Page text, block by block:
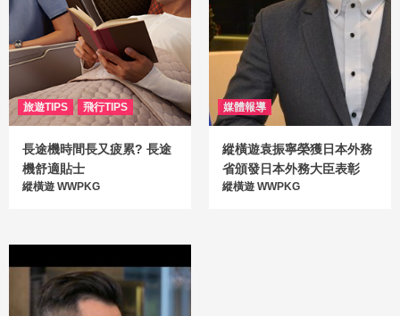
旅遊TIPS 飛行TIPS
長途機時間長又疲累? 長途
機舒適貼士
縱橫遊 WWPKG
媒體報導
縱橫遊袁振寧榮獲日本外務
省頒發日本外務大臣表彰
縱橫遊 WWPKG